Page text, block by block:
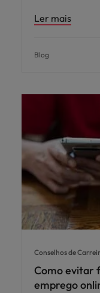
Ler mais
Blog
Conselhos de
Como evitar
emprego